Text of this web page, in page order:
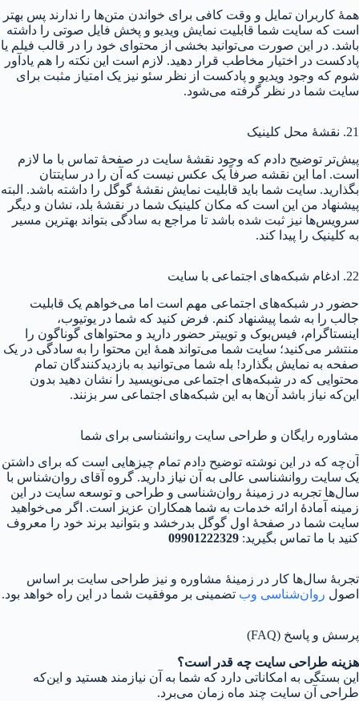
همهٔ کاربران تمایل و وقت کافی برای خواندن متن‌ها را ندارند پس بهتر
است که سایت شما قابلیت نمایش ویدیو و پخش فایل صوتی را داشته
باشد. در این صورت می‌توانید بخشی از محتوای خود را در قالب فیلم یا
پادکست در اختیار مخاطب قرار دهید. لازم است این نکته را هم یادآور
شوم که وجود ویدیو و پادکست از نظر سئو نیز یک امتیاز مثبت برای
سایت شما در نظر گرفته می‌شود.
21. نقشهٔ محل کلینیک
پیش‌تر توضیح دادم که وجود نقشهٔ سایت در صفحهٔ تماس با ما لازم
است. اما این نقشه صرفاً یک عکس نیست که آن را در سایتتان
بگذارید. سایت شما باید قابلیت نمایش نقشهٔ گوگل را داشته باشد. البته
پیشنهاد من این است که مکان کلینیک شما در نقشهٔ بلد، نشان و دیگر
سرویس‌ها نیز ثبت شده باشد تا مراجع به سادگی بتواند بهترین مسیر
به کلینیک را پیدا کند.
22. ادغام شبکه‌های اجتماعی با سایت
حضور در شبکه‌های اجتماعی مهم است اما می‌خواهم یک قابلیت
جالب را به شما پیشنهاد کنم. فرض کنید که شما در یوتیوب،
اینستاگرام، فیس‌بوک و توییتر حضور دارید و محتواهای گوناگون را
منتشر می‌کنید؛ سایت شما می‌تواند همهٔ این محتوا را به سادگی در یک
صفحه به نمایش بگذارد! بله شما می‌توانید به بازدیدکنندگان تمام
محتوایی که در شبکه‌های اجتماعی می‌نویسید را نشان دهید بدون
این‌که نیاز باشد آن‌ها به این شبکه‌های اجتماعی سر بزنند.
مشاوره رایگان و طراحی سایت روانشناسی برای شما
آن‌چه که در این نوشته توضیح دادم تمام چیزهایی است که برای داشتن
یک سایت روانشناسی عالی به آن نیاز دارید. گروه آقای روان‌شناس با
سال‌ها تجربه در زمینهٔ روان‌شناسی و طراحی و توسعه سایت در این
زمینه آمادهٔ ارائه خدمات به شما همکاران عزیز است. اگر می‌خواهید
سایت شما در صفحهٔ اول گوگل بدرخشد و بتوانید برند خود را معروف
کنید با ما تماس بگیرید: 09901222329
تجربهٔ سال‌ها کار در زمینهٔ مشاوره و نیز طراحی سایت بر اساس
اصول روان‌شناسی وب تضمینی بر موفقیت شما در این راه خواهد بود.
پرسش و پاسخ (FAQ)
هزینه طراحی سایت چه قدر است؟
این بستگی به امکاناتی دارد که شما به آن نیازمند هستید و این‌که
طراحی آن سایت چند ماه زمان می‌برد.